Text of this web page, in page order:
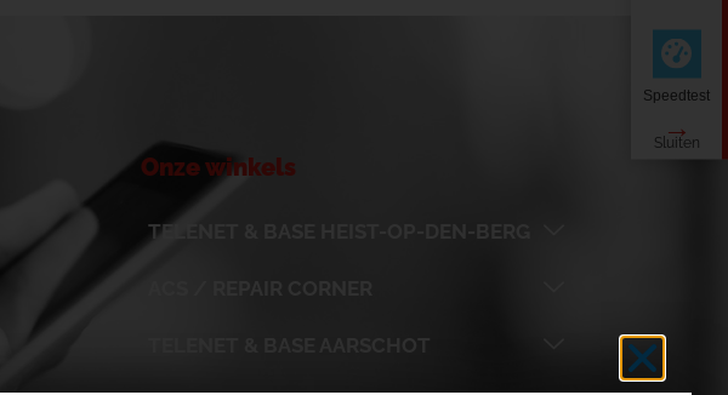
Onze winkels
TELENET & BASE HEIST-OP-DEN-BERG
Speedtest